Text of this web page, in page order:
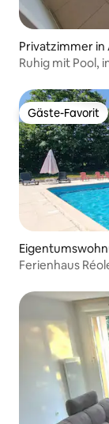
Privatzimmer
Ruhig mit Pool,
Gäste-Favorit
Gäste-Favorit
Ferienhaus